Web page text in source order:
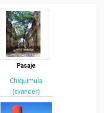
Pasaje
Chiquimula
(cvander)